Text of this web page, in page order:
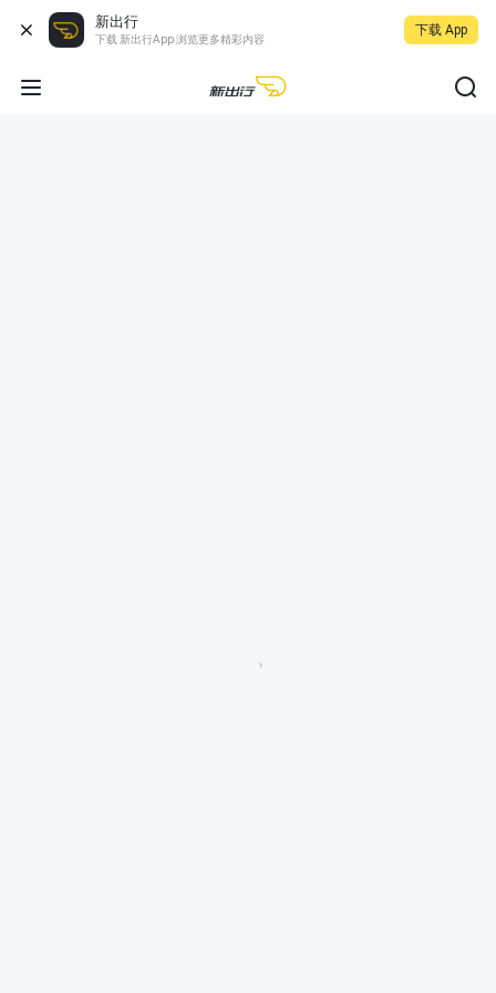
新出行
下载 新出行App 浏览更多精彩内容
下载 App